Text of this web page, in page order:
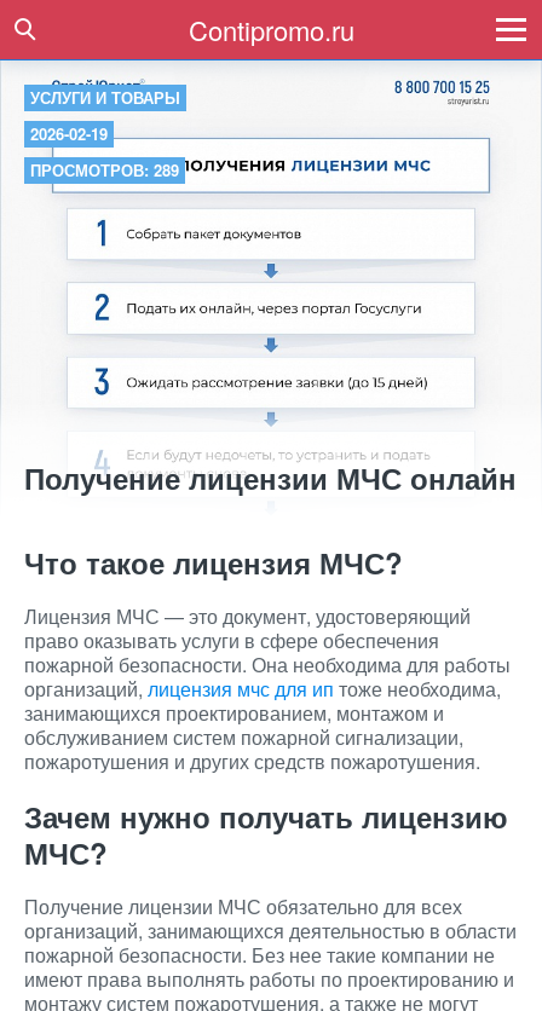
Contipromo.ru
УСЛУГИ И ТОВАРЫ
2026-02-19
ПРОСМОТРОВ: 289
Получение лицензии МЧС онлайн
Что такое лицензия МЧС?
Лицензия МЧС — это документ, удостоверяющий
право оказывать услуги в сфере обеспечения
пожарной безопасности. Она необходима для работы
организаций, лицензия мчс для ип тоже необходима,
занимающихся проектированием, монтажом и
обслуживанием систем пожарной сигнализации,
пожаротушения и других средств пожаротушения.
Зачем нужно получать лицензию
МЧС?
Получение лицензии МЧС обязательно для всех
организаций, занимающихся деятельностью в области
пожарной безопасности. Без нее такие компании не
имеют права выполнять работы по проектированию и
монтажу систем пожаротушения, а также не могут